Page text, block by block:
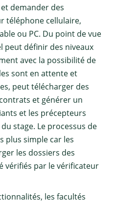
demander des
téléphone cellulaire,
ou PC. Du point de vue
peut définir des niveaux
avec la possibilité de
sont en attente et
peut télécharger des
et générer un
et les précepteurs
stage. Le processus de
plus simple car les
les dossiers des
vérifiés par le vérificateur
les facultés